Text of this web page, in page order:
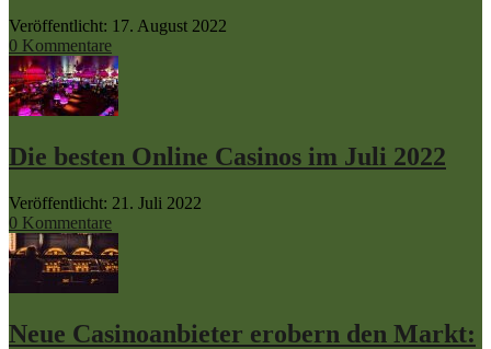
Veröffentlicht: 17. August 2022
0 Kommentare
Die besten Online Casinos im Juli 2022
Veröffentlicht: 21. Juli 2022
0 Kommentare
Neue Casinoanbieter erobern den Markt: